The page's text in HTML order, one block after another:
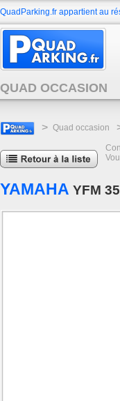
QuadParking.fr appartient au
QUAD OCCASION
> Quad occasion
YAMAHA YFM